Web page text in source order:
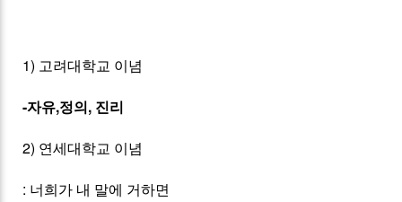
1) 고려대학교 이념
-자유,정의, 진리
2) 연세대학교 이념
: 너희가 내 말에 거하면